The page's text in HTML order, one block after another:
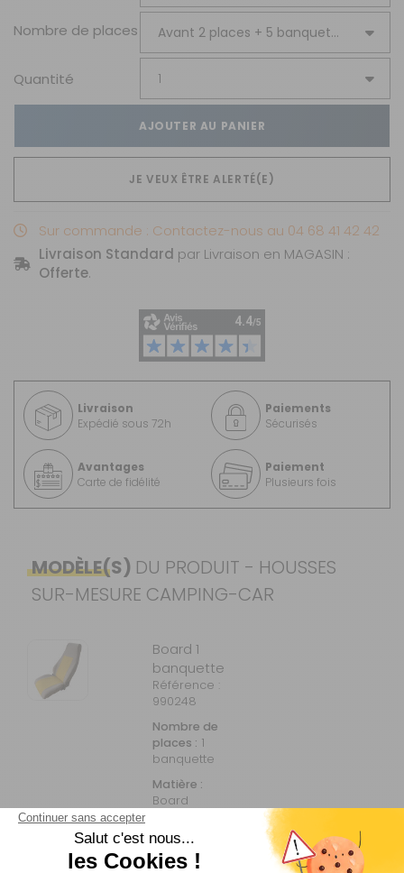
Nombre de places
Quantité
AJOUTER AU PANIER
JE VEUX ÊTRE ALERTÉ(E)
Sur commande : Contactez-nous au 04 68 41 42 42
Livraison Standard par Livraison en MAGASIN :
Offerte.
Livraison
Expédié sous 72h
Paiements
Sécurisés
Avantages
Carte de fidélité
Paiement
Plusieurs fois
MODÈLE(S) DU PRODUIT - HOUSSES
SUR-MESURE CAMPING-CAR
Board 1
banquette
Référence :
990248
Nombre de
places : 1
banquette
Matière :
Board
260 €
TTC
Disponibilité :
Livraison à Domicile
Sur commande : Contactez-nous au 04 68